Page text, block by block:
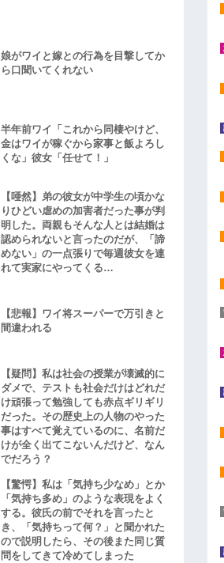
娘がワイと嫁との行為を目撃してか
ら口聞いてくれない
半年前ワイ「これから同棲やけど、
金はワイが稼ぐから家事と飯よろし
くな」彼女「任せて！」
【唖然】弟の彼女が中学生の頃かな
りひどい虐めの加害者だった事が判
明した。両親もそんな人とは結婚は
認められないと言ったのだが、「諦
めない」の一点張りで毎週彼女を連
れて実家にやってくる…
【悲報】ワイ将スーパーで万引きと
間違われる
【疑問】私は社会の授業が壊滅的に
ダメで、テストも社会だけはどれだ
け頑張って勉強しても赤点ギリギリ
だった。その歴史上の人物のやった
事はすべて覚えているのに、名前だ
けが全く出てこないんだけど、なん
でだろう？
【驚愕】私は「気持ち少なめ」とか
「気持ち多め」のような表現をよく
する。彼氏の前でそれを言ったと
き、「気持ちって何？」と聞かれた
ので説明したら、その後また同じ質
問をしてきて冷めてしまった